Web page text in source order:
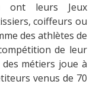
ont leurs Jeux
coiffeurs ou
des athlètes de
de leur
des métiers joue à
venus de 70